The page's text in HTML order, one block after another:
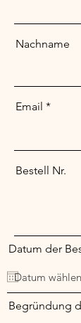
Nachname
Email
Bestell Nr.
Datum der
Begründung